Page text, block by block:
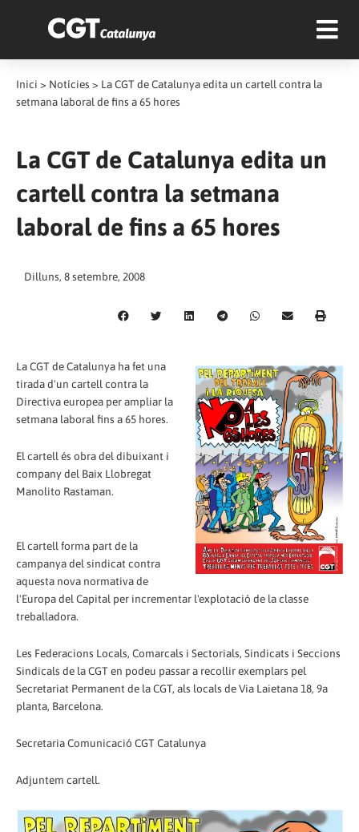
Inici > Notícies > La CGT de Catalunya edita un cartell contra la
setmana laboral de fins a 65 hores
La CGT de Catalunya edita un
cartell contra la setmana
laboral de fins a 65 hores
Dilluns, 8 setembre, 2008
La CGT de Catalunya ha fet una
tirada d'un cartell contra la
Directiva europea per ampliar la
setmana laboral fins a 65 hores.
El cartell és obra del dibuixant i
company del Baix Llobregat
Manolito Rastaman.
El cartell forma part de la
campanya del sindicat contra
aquesta nova normativa de
l'Europa del Capital per incrementar l'explotació de la classe
treballadora.
Les Federacions Locals, Comarcals i Sectorials, Sindicats i Seccions
Sindicals de la CGT en podeu passar a recollir exemplars pel
Secretariat Permanent de la CGT, als locals de Via Laietana 18, 9a
planta, Barcelona.
Secretaria Comunicació CGT Catalunya
Adjuntem cartell.